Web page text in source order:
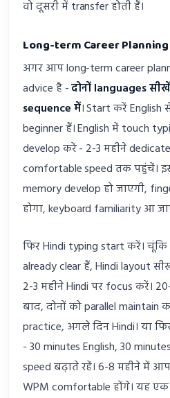
वो दूसरी में transfer होती हैं।
Long-term Career Planning
अगर आप long-term career
advice है -दोनों languages
sequence में। Start करें
beginner हैं। English में touch
develop करें - 2-3 महीने
comfortable speed तक पहुंचें।
memory develop हो जाएगी,
होगा, keyboard familiarity आ
फिर Hindi typing start करें।
already clear हैं, Hindi layout
2-3 महीने Hindi पर focus करें।
बाद, दोनों को parallel maintain
practice, अगले दिन Hindi। या
- 30 minutes English, 30
speed बढ़ाते रहें। 6-8 महीने में
WPM comfortable होंगे। यह